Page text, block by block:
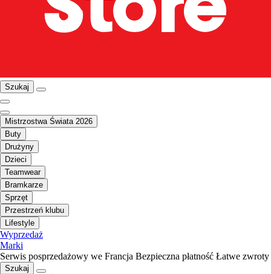
Szukaj
Mistrzostwa Świata 2026
Buty
Drużyny
Dzieci
Teamwear
Bramkarze
Sprzęt
Przestrzeń klubu
Lifestyle
Wyprzedaż
Marki
Serwis posprzedażowy we Francja Bezpieczna płatność Łatwe zwroty
Szukaj